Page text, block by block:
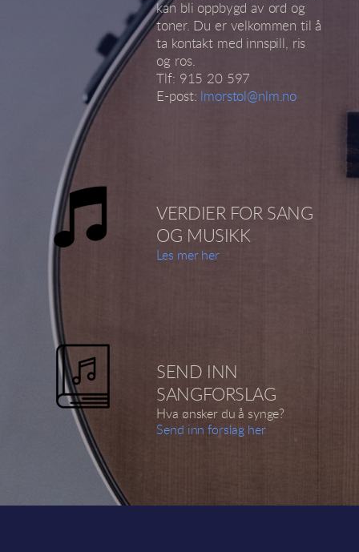
kan bli oppbygd av ord og
toner. Du er velkommen til å
ta kontakt med innspill, ris
og ros.
Tlf: 915 20 597
E-post: lmorstol@nlm.no
VERDIER FOR SANG
OG MUSIKK
Les mer her
SEND INN
SANGFORSLAG
Hva ønsker du å synge?
Send inn forslag her